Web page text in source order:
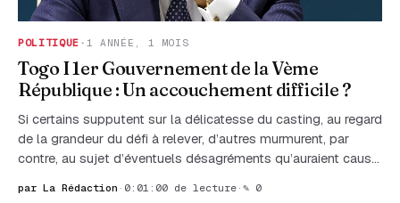
POLITIQUE · 1 ANNÉE, 1 MOIS
Togo I 1er Gouvernement de la Vème
République : Un accouchement difficile ?
Si certains supputent sur la délicatesse du casting, au regard
de la grandeur du défi à relever, d’autres murmurent, par
contre, au sujet d’éventuels désagréments qu’auraient caus…
par La Rédaction · 0:01:00 de lecture · ✎ 0